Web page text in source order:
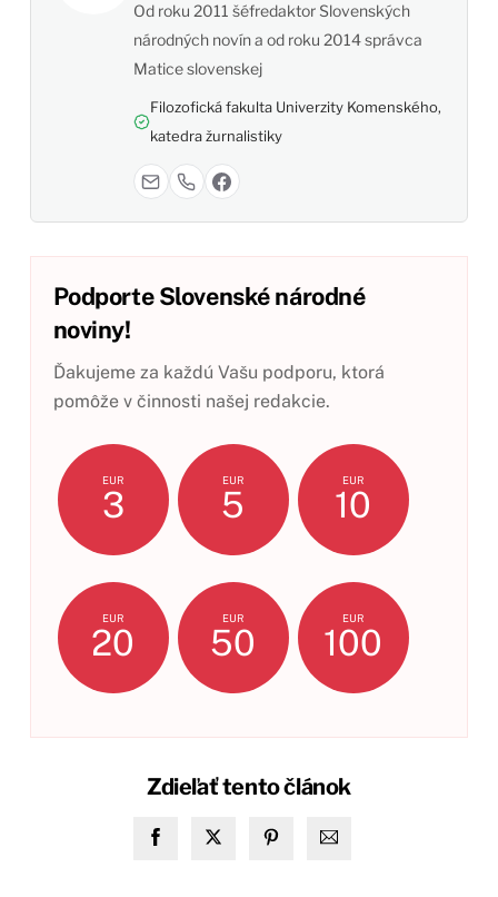
Od roku 2011 šéfredaktor Slovenských
národných novín a od roku 2014 správca
Matice slovenskej
Filozofická fakulta Univerzity Komenského,
katedra žurnalistiky
Podporte Slovenské národné
noviny!
Ďakujeme za každú Vašu podporu, ktorá
pomôže v činnosti našej redakcie.
EUR
3
EUR
5
EUR
10
EUR
20
EUR
50
EUR
100
Zdieľať tento článok